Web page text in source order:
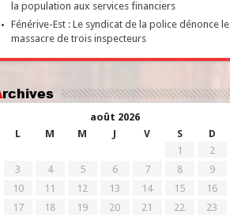
la population aux services financiers
Fénérive-Est : Le syndicat de la police dénonce le
massacre de trois inspecteurs
Archives
août 2026
L
M M J V S D
1
2
3
4 5 6 7 8
9
10
11 12 13 14 15
16
17
18 19 20 21 22
23